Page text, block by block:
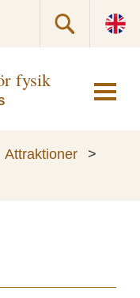
fysik
Attraktioner
>